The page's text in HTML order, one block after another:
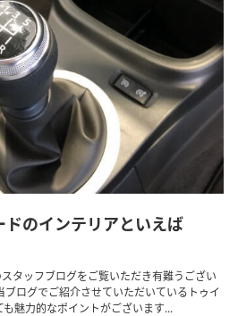
のインテリアといえば
タッフブログをご覧いただき有難うござい
ブログでご紹介させていただいているトゥイ
魅力的なポイントがございます...